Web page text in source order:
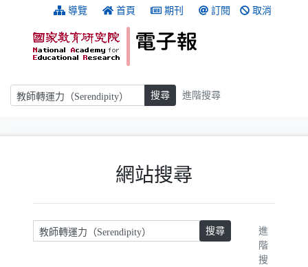
跳到主要內容 導覽 首頁 期刊 訂閱 取消
搜尋 搜尋 進階搜尋
網站搜尋
請輸入關鍵字 搜尋
進
階
搜